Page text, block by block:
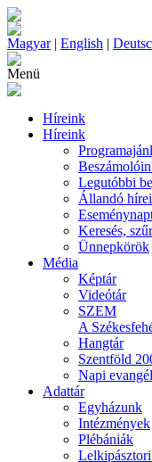
Magyar| English |
Menü
Híreink
Híreink
Legutóbbi
Állandó
Keresés,
Ünnepkörök
Média
Képtár
Videótár
SZEM
A
Hangtár
Szentföld
Napi
Adattár
Egyházunk
Intézmények
Plébániák